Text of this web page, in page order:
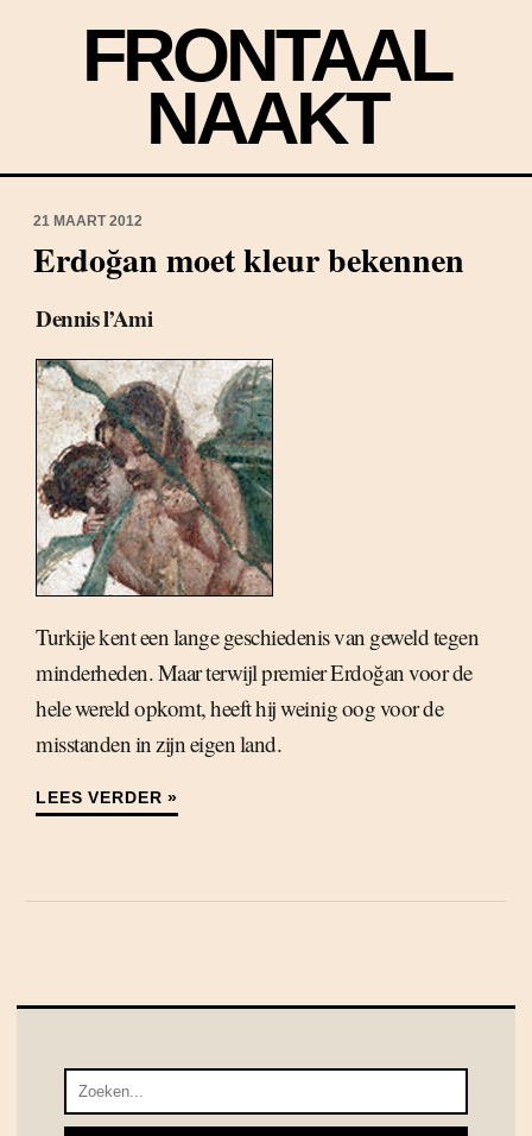
FRONTAAL
NAAKT
21 MAART 2012
Erdoğan moet kleur bekennen
Dennis l’Ami
Turkije kent een lange geschiedenis van geweld tegen
minderheden. Maar terwijl premier Erdoğan voor de
hele wereld opkomt, heeft hij weinig oog voor de
misstanden in zijn eigen land.
LEES VERDER »